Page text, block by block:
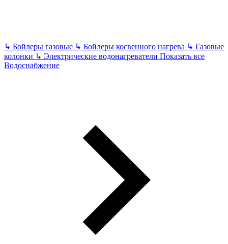
↳ Бойлеры газовые ↳ Бойлеры косвенного нагрева ↳ Газовые
колонки ↳ Электрические водонагреватели Показать все
Водоснабжение